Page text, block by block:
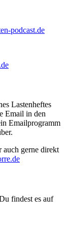
podcast.de
Lastenheftes
Email in den
Emailprogramm
gerne direkt
findest es auf